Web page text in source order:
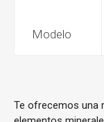
Modelo
Te ofrecemos una